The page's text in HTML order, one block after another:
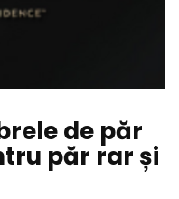
de păr
păr rar și